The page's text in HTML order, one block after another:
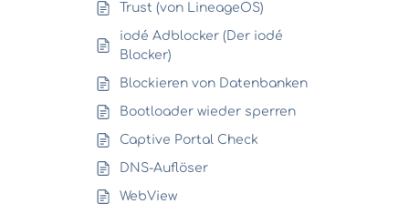
Trust (von LineageOS)
iodé Adblocker (Der iodé
Blocker)
Blockieren von Datenbanken
Bootloader wieder sperren
Captive Portal Check
DNS-Auflöser
WebView